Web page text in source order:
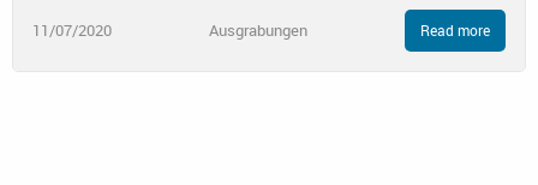
11/07/2020 Ausgrabungen Read more